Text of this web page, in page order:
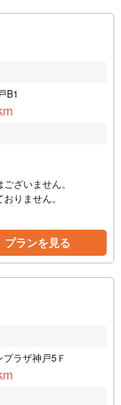
B1
ざいません。
りません。
プランを見る
ラザ神戸5Ｆ